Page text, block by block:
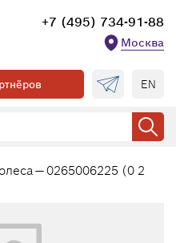
+7 (495) 734-91-88
Москва
EN
— 0265006225 (0 2